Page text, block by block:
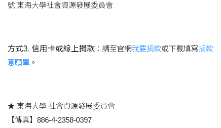
號 東海大學社會資源發展委員會
方式3. 信用卡或線上捐款 ： 請至官網我要捐款或下載填寫捐款
意願單 。
★ 東海大學 社會資源發展委員會
【傳真】886-4-2358-0397